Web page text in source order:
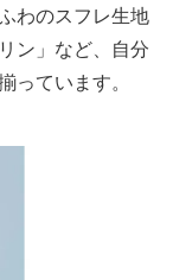
わのスフレ生地
ン」など、自分
ています。